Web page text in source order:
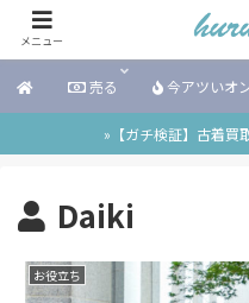
売る 今アツいオ
»【ガチ検証】古着買
Daiki
お役立ち
メニュー